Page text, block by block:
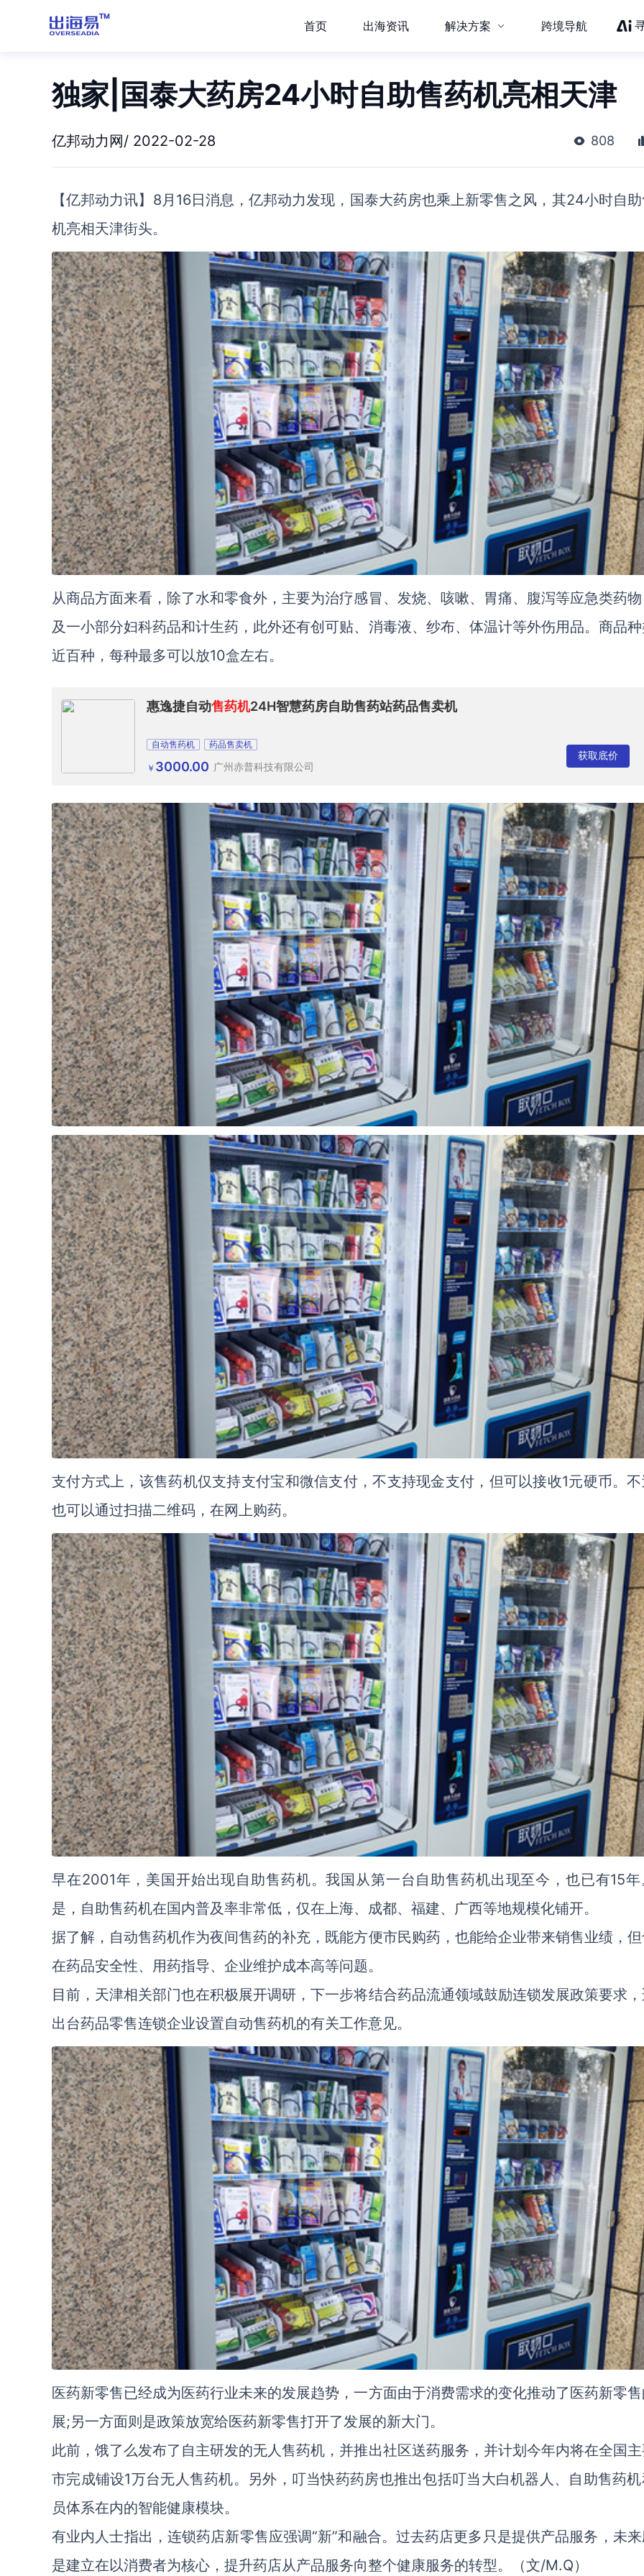
首页 出海资讯 解决方案 跨境导航
独家|国泰大药房24小时自助售药机亮相天津
亿邦动力网/ 2022-02-28 808
【亿邦动力讯】8月16日消息，亿邦动力发现，国泰大药房也乘上新零售之风，其24小时自
机亮相天津街头。
从商品方面来看，除了水和零食外，主要为治疗感冒、发烧、咳嗽、胃痛、腹泻等应急类药
及一小部分妇科药品和计生药，此外还有创可贴、消毒液、纱布、体温计等外伤用品。商品
近百种，每种最多可以放10盒左右。
惠逸捷自动售药机24H智慧药房自助售药站药品售卖机
自动售药机 药品售卖机
￥ 3000.00 广州赤普科技有限公司
获取底价
支付方式上，该售药机仅支持支付宝和微信支付，不支持现金支付，但可以接收1元硬币。
也可以通过扫描二维码，在网上购药。
早在2001年，美国开始出现自助售药机。我国从第一台自助售药机出现至今，也已有15
是，自助售药机在国内普及率非常低，仅在上海、成都、福建、广西等地规模化铺开。
据了解，自动售药机作为夜间售药的补充，既能方便市民购药，也能给企业带来销售业绩，
在药品安全性、用药指导、企业维护成本高等问题。
目前，天津相关部门也在积极展开调研，下一步将结合药品流通领域鼓励连锁发展政策要求
出台药品零售连锁企业设置自动售药机的有关工作意见。
医药新零售已经成为医药行业未来的发展趋势，一方面由于消费需求的变化推动了医药新零
展;另一方面则是政策放宽给医药新零售打开了发展的新大门。
此前，饿了么发布了自主研发的无人售药机，并推出社区送药服务，并计划今年内将在全国
市完成铺设1万台无人售药机。另外，叮当快药药房也推出包括叮当大白机器人、自助售药
员体系在内的智能健康模块。
有业内人士指出，连锁药店新零售应强调“新”和融合。过去药店更多只是提供产品服务，未
是建立在以消费者为核心，提升药店从产品服务向整个健康服务的转型。（文/M.Q）